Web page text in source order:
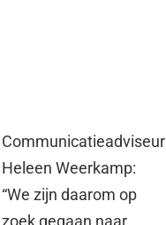
Communicatieadviseur
Heleen Weerkamp:
“We zijn daarom op
zoek gegaan naar